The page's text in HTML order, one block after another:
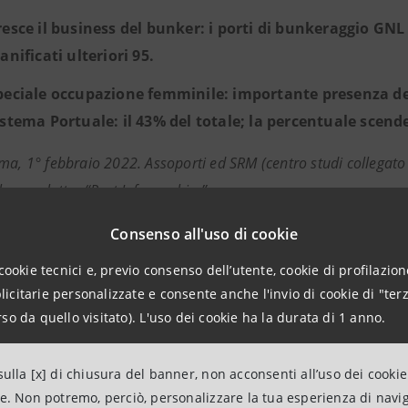
Consenso all'uso di cookie
tecnici e, previo consenso dell’utente, cookie di
personalizzate e consente anche l'invio di cookie di
da quello visitato). L'uso dei cookie ha la durata di 1 anno.
[x] di chiusura del banner, non acconsenti all’uso dei
Non potremo, perciò, personalizzare la tua esperienza di
il business del bunker: i porti di bunkeraggio
ulteriori 95.
occupazione femminile: importante presenza
Portuale: il 43% del totale; la percentuale
1° febbraio 2022. Assoporti ed SRM (centro studi
newsletter “Port Infographics”.
è stato interamente realizzato attraverso l’uso di
immediata del fenomeno oggetto di analisi e delle
vuole offrire agli operatori uno spaccato sul
a livello globale, nonché il posizionamento
la pubblicazione si sofferma, oltre che
l’impennata dei noli, la ridotta affidabilità dei